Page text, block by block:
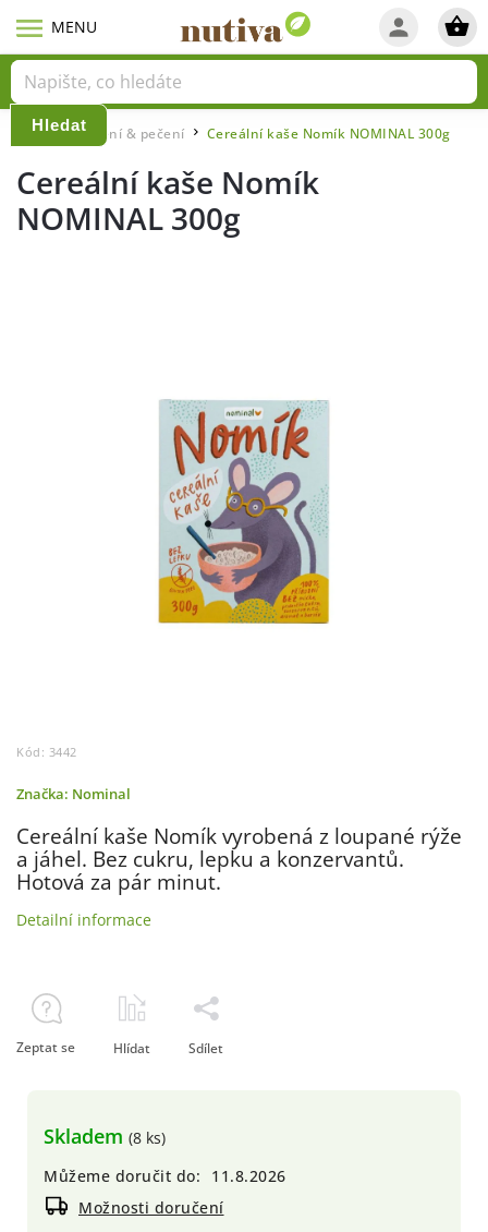
Hledat
Domů / Vaření & pečení Cereální kaše Nomík NOMINAL 300g
Cereální kaše Nomík
NOMINAL 300g
Kód: 3442
Značka: Nominal
Skladem (8 ks)
Můžeme doručit do:
11.8.2026
Možnosti doručení
Cereální kaše Nomík vyrobená z loupané rýže
a jáhel. Bez cukru, lepku a konzervantů.
Hotová za pár minut.
Detailní informace
Zeptat se Hlídat Sdílet